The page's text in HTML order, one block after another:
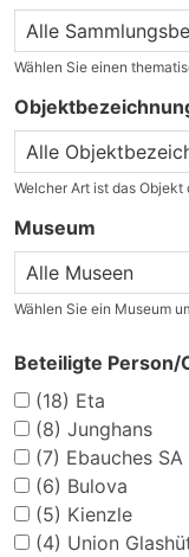
Wählen Sie einen
Welcher Art ist das Objekt
Museum
Wählen Sie ein Museum
Beteiligte Person/
(18) Eta
(8) Junghans
(7) Ebauches SA
(6) Bulova
(5) Kienzle
(4) Union